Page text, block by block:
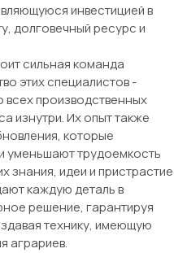
инвестицией в
долговечный ресурс и
сильная команда
этих специалистов -
производственных
изнутри. Их опыт также
которые
уменьшают трудоемкость
знания, идеи и пристрастие
каждую деталь в
решение, гарантируя
технику, имеющую
аграриев.